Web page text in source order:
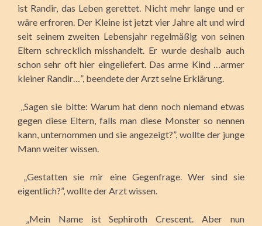
ist Randir, das Leben gerettet. Nicht mehr lange und er
wäre erfroren. Der Kleine ist jetzt vier Jahre alt und wird
seit seinem zweiten Lebensjahr regelmäßig von seinen
Eltern schrecklich misshandelt. Er wurde deshalb auch
schon sehr oft hier eingeliefert. Das arme Kind …armer
kleiner Randir…”, beendete der Arzt seine Erklärung.
„Sagen sie bitte: Warum hat denn noch niemand etwas
gegen diese Eltern, falls man diese Monster so nennen
kann, unternommen und sie angezeigt?”, wollte der junge
Mann weiter wissen.
„Gestatten sie mir eine Gegenfrage. Wer sind sie
eigentlich?”, wollte der Arzt wissen.
„Mein Name ist Sephiroth Crescent. Aber nun